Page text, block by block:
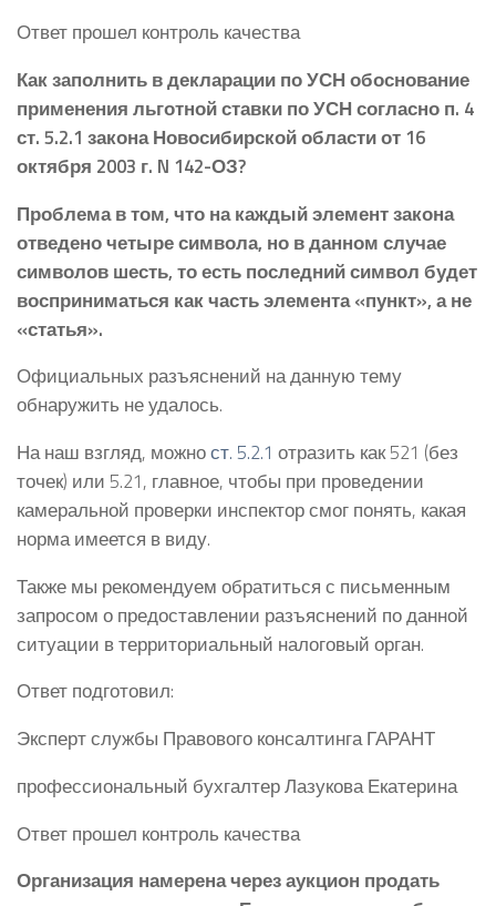
Ответ прошел контроль качества
Как заполнить в декларации по УСН обоснование
применения льготной ставки по УСН согласно п. 4
ст. 5.2.1 закона Новосибирской области от 16
октября 2003 г. N 142-ОЗ?
Проблема в том, что на каждый элемент закона
отведено четыре символа, но в данном случае
символов шесть, то есть последний символ будет
восприниматься как часть элемента «пункт», а не
«статья».
Официальных разъяснений на данную тему
обнаружить не удалось.
На наш взгляд, можност. 5.2.1 отразить как 521 (без
точек) или 5.21, главное, чтобы при проведении
камеральной проверки инспектор смог понять, какая
норма имеется в виду.
Также мы рекомендуем обратиться с письменным
запросом о предоставлении разъяснений по данной
ситуации в территориальный налоговый орган.
Ответ подготовил:
Эксперт службы Правового консалтинга ГАРАНТ
профессиональный бухгалтер Лазукова Екатерина
Ответ прошел контроль качества
Организация намерена через аукцион продать